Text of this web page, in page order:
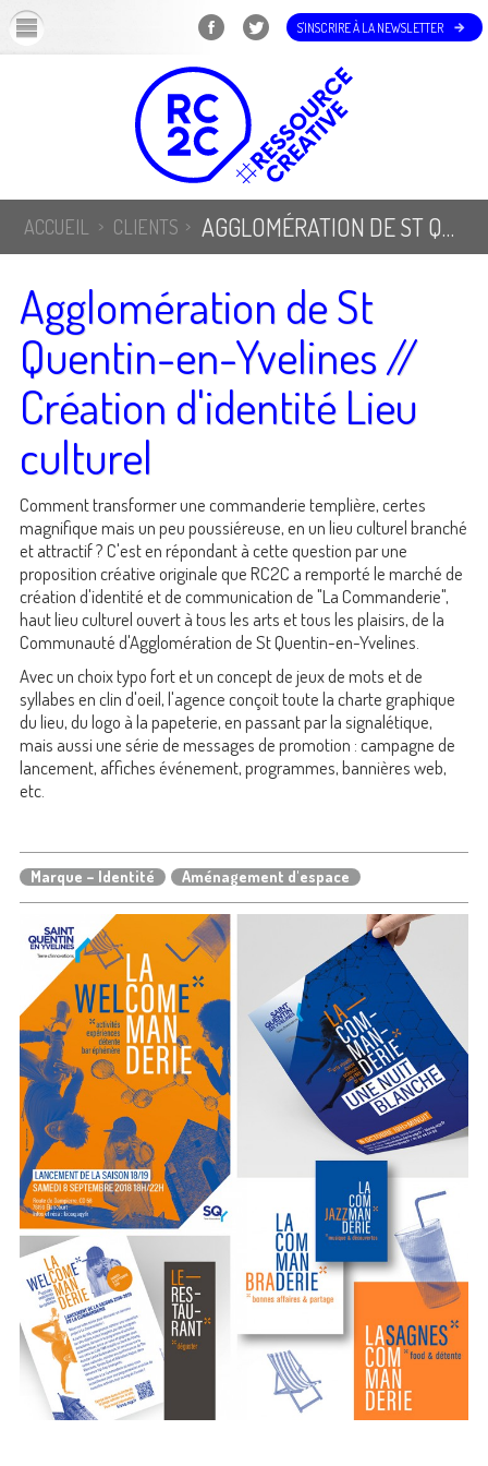
S'INSCRIRE À LA NEWSLETTER
ACCUEIL CLIENTS AGGLOMÉRATION DE ST QUENTIN-EN-YVELINES // CRÉATION D'IDENTITÉ LIEU CULTUREL
Agglomération de St
Quentin-en-Yvelines //
Création d'identité Lieu
culturel
Comment transformer une commanderie templière, certes
magnifique mais un peu poussiéreuse, en un lieu culturel branché
et attractif ? C'est en répondant à cette question par une
proposition créative originale que RC2C a remporté le marché de
création d'identité et de communication de "La Commanderie",
haut lieu culturel ouvert à tous les arts et tous les plaisirs, de la
Communauté d'Agglomération de St Quentin-en-Yvelines.
Avec un choix typo fort et un concept de jeux de mots et de
syllabes en clin d'oeil, l'agence conçoit toute la charte graphique
du lieu, du logo à la papeterie, en passant par la signalétique,
mais aussi une série de messages de promotion : campagne de
lancement, affiches événement, programmes, bannières web,
etc.
Marque – Identité Aménagement d'espace